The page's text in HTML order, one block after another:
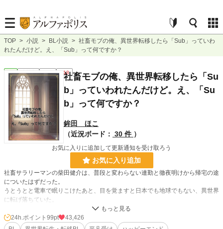
TOP > 小説 > BL小説 > 社畜モブの俺、異世界転移したら「Sub」っていわ
れたんだけど。え、「Sub」って何ですか？
BL 連載中 長編 R18
社畜モブの俺、異世界転移したら「Su
b」っていわれたんだけど。え、「Su
b」って何ですか？
鉾田 ほこ
（近況ボード： 30 件 ）
お気に入りに追加して更新通知を受け取ろう
お気に入り追加
社畜サラリーマンの柴田健介は、普段と変わらない連勤と徹夜明けから帰宅の途
についたはずだった。
うとうとと電車で眠りこけたあと、目を覚ますと日本でも地球でもない、異世界
に転げ落ちていた。
右も左もわからない世界で、医者から「ダイナミクス」やらというこれまたわけ
のわからないことを告げられ、健介は「sub」だと言われる。
24h.ポイント 99pt
43,426